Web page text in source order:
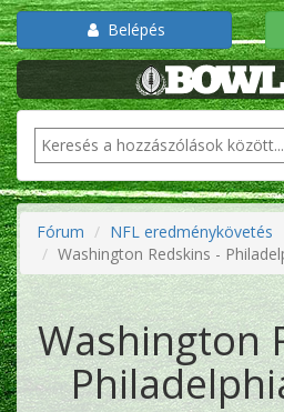
Belépés
Fórum
NFL eredménykövetés
Washington Redskins -
Washington